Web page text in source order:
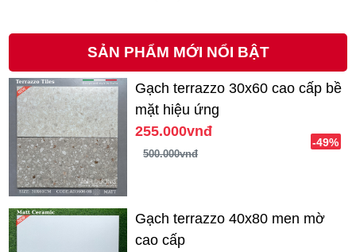
SẢN PHẨM MỚI NỔI BẬT
Gạch terrazzo 30x60 cao cấp bề
mặt hiệu ứng
255.000vnđ
500.000vnđ
-49%
Gạch terrazzo 40x80 men mờ
cao cấp